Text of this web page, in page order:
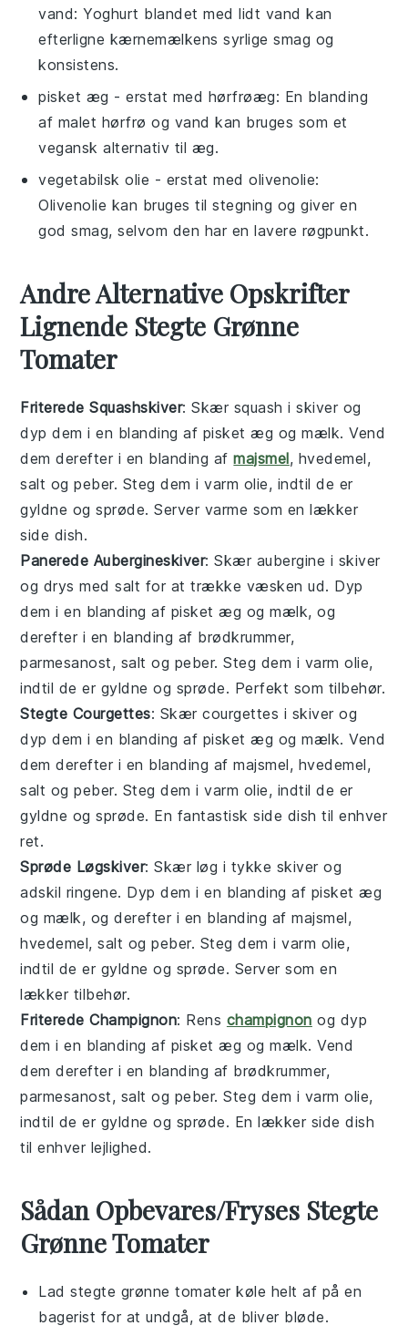
vand: Yoghurt blandet med lidt vand kan
efterligne kærnemælkens syrlige smag og
konsistens.
pisket æg - erstat med hørfrøæg: En blanding
af malet hørfrø og vand kan bruges som et
vegansk alternativ til æg.
vegetabilsk olie - erstat medolivenolie:
Olivenolie kan bruges til stegning og giver en
god smag, selvom den har en lavere røgpunkt.
Andre Alternative Opskrifter
Lignende Stegte Grønne
Tomater
Friterede Squashskiver: Skær squash i skiver og
dyp dem i en blanding af pisket æg og mælk. Vend
dem derefter i en blanding afmajsmel, hvedemel,
salt og peber. Steg dem i varm olie, indtil de er
gyldne og sprøde. Server varme som en lækker
side dish.
Panerede Aubergineskiver: Skær aubergine i skiver
og drys med salt for at trække væsken ud. Dyp
dem i en blanding af pisket æg og mælk, og
derefter i en blanding af brødkrummer,
parmesanost, salt og peber. Steg dem i varm olie,
indtil de er gyldne og sprøde. Perfekt som tilbehør.
Stegte Courgettes: Skær courgettes i skiver og
dyp dem i en blanding af pisket æg og mælk. Vend
dem derefter i en blanding af majsmel, hvedemel,
salt og peber. Steg dem i varm olie, indtil de er
gyldne og sprøde. En fantastiskside dish til enhver
ret.
Sprøde Løgskiver: Skær løg i tykke skiver og
adskil ringene. Dyp dem i en blanding af pisket æg
og mælk, og derefter i en blanding af majsmel,
hvedemel, salt og peber. Steg dem i varm olie,
indtil de er gyldne og sprøde. Server som en
lækker tilbehør.
Friterede Champignon: Rens champignon og dyp
dem i en blanding af pisket æg og mælk. Vend
dem derefter i en blanding af brødkrummer,
parmesanost, salt og peber. Steg dem i varm olie,
indtil de er gyldne og sprøde. En lækker side dish
til enhver lejlighed.
Sådan Opbevares/Fryses Stegte
Grønne Tomater
Ladstegte grønne tomater køle helt af på en
bagerist for at undgå, at de bliver bløde.